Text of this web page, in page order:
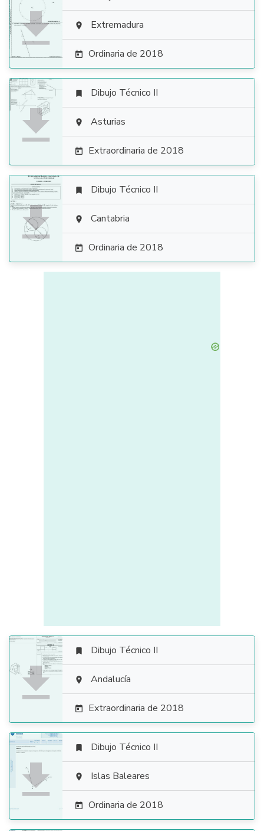
  Extremadura
 Ordinaria de 2018

 Dibujo Técnico II
 Asturias
 Extraordinaria de 2018

 Dibujo Técnico II
 Cantabria
 Ordinaria de 2018

 Dibujo Técnico II
 Andalucía
 Extraordinaria de 2018

 Dibujo Técnico II
 Islas Baleares
 Ordinaria de 2018